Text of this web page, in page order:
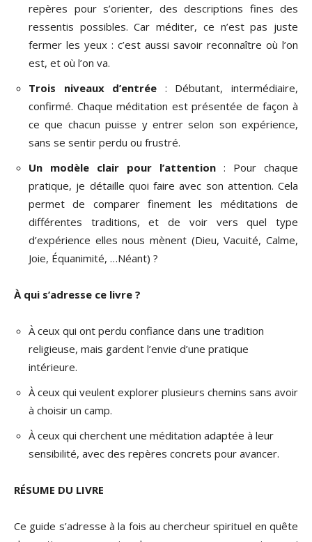
repères pour s’orienter, des descriptions fines des
ressentis possibles. Car méditer, ce n’est pas juste
fermer les yeux : c’est aussi savoir reconnaître où l’on
est, et où l’on va.
Trois niveaux d’entrée : Débutant, intermédiaire,
confirmé. Chaque méditation est présentée de façon à
ce que chacun puisse y entrer selon son expérience,
sans se sentir perdu ou frustré.
Un modèle clair pour l’attention : Pour chaque
pratique, je détaille quoi faire avec son attention. Cela
permet de comparer finement les méditations de
différentes traditions, et de voir vers quel type
d’expérience elles nous mènent (Dieu, Vacuité, Calme,
Joie, Équanimité, …Néant) ?
À qui s’adresse ce livre ?
À ceux qui ont perdu confiance dans une tradition
religieuse, mais gardent l’envie d’une pratique
intérieure.
À ceux qui veulent explorer plusieurs chemins sans avoir
à choisir un camp.
À ceux qui cherchent une méditation adaptée à leur
sensibilité, avec des repères concrets pour avancer.
RÉSUME DU LIVRE
Ce guide s’adresse à la fois au chercheur spirituel en quête